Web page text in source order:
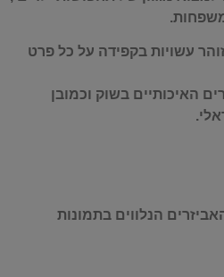
עשויות בקפידה על כל פרט
האיכותיים בשוק וכמובן
הנלווים בתמונות